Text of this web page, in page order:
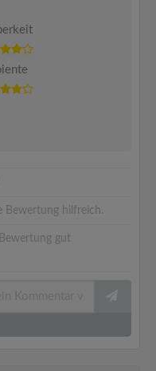
Bewertung hilfreich.
gut